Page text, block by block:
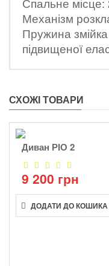
Механізм
Пружина змійка
підвищеної
СХОЖІ ТОВАРИ
Диван РІО 2
9 200 грн
ДОДАТИ ДО КОШИКА